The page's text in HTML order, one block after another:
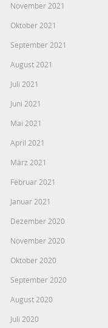
November 2021
Oktober 2021
September 2021
August 2021
Juli 2021
Juni 2021
Mai 2021
April 2021
März 2021
Februar 2021
Januar 2021
Dezember 2020
November 2020
Oktober 2020
September 2020
August 2020
Juli 2020